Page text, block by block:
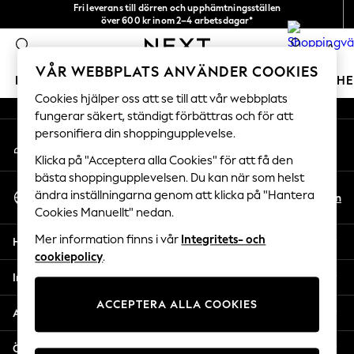
Fri leverans till dörren och upphämtningsställen
över 600 kr inom 2–4 arbetsdagar*
0
FLICKOR POJKAR BABY DAMER HERRAR
GIRLS
New In
50 - 92cm
98 - 110cm
116 - 134cm
140 - 174cm
Trending: Top & Short Sets
Trending: Clogs
All Clothing
Coats & Jackets
Sweatshirts & Hoodies
An error occurred on client
Våra sociala nätverk
Mitt konto
Logga in på ditt konto
Välj Språk
Svenska
Sv En
Hjälp
Integritet & Juridik
Avdelningar
Övriga tjänster
VÅR WEBBPLATS ANVÄNDER COOKIES
Cookies hjälper oss att se till att vår webbplats
fungerar säkert, ständigt förbättras och för att
personifiera din shoppingupplevelse.
Klicka på "Acceptera alla Cookies" för att få den
bästa shoppingupplevelsen. Du kan när som helst
ändra inställningarna genom att klicka på "Hantera
Cookies Manuellt" nedan.
Mer information finns i vår Integritets- och
cookiepolicy.
ACCEPTERA ALLA COOKIES